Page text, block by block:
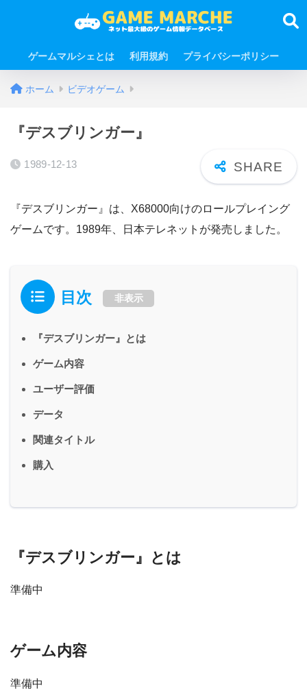
ゲームマルシェとは 利用規約 プライバシーポリシー
ホーム ビデオゲーム
『デスブリンガー』
1989-12-13
『デスブリンガー』は、X68000向けのロールプレイング
ゲームです。1989年、日本テレネットが発売しました。
目次 非表示
『デスブリンガー』とは
ゲーム内容
ユーザー評価
データ
関連タイトル
購入
『デスブリンガー』とは
準備中
ゲーム内容
準備中